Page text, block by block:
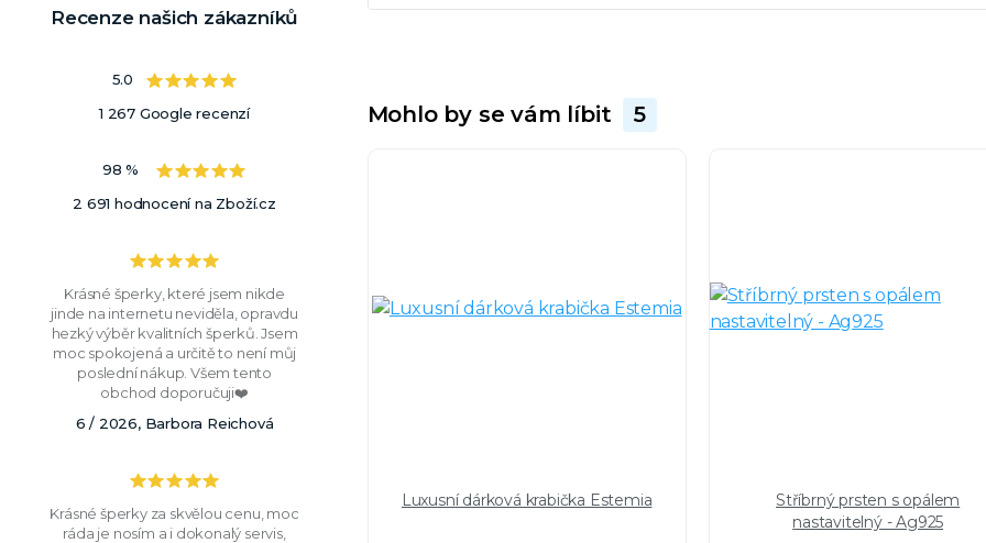
Recenze našich zákazníků
5.0
1 267 Google recenzí
98 %
2 691 hodnocení na Zboží.cz
Krásné šperky, které jsem nikde
jinde na internetu neviděla, opravdu
hezký výběr kvalitních šperků. Jsem
moc spokojená a určitě to není můj
poslední nákup. Všem tento
obchod doporučuji❤️
6 / 2026, Barbora Reichová
Krásné šperky za skvělou cenu, moc
ráda je nosím a i dokonalý servis,
Mohlo by se vám líbit 5
Luxusní dárková krabička Estemia
Stříbrný prsten s opálem
nastavitelný - Ag925